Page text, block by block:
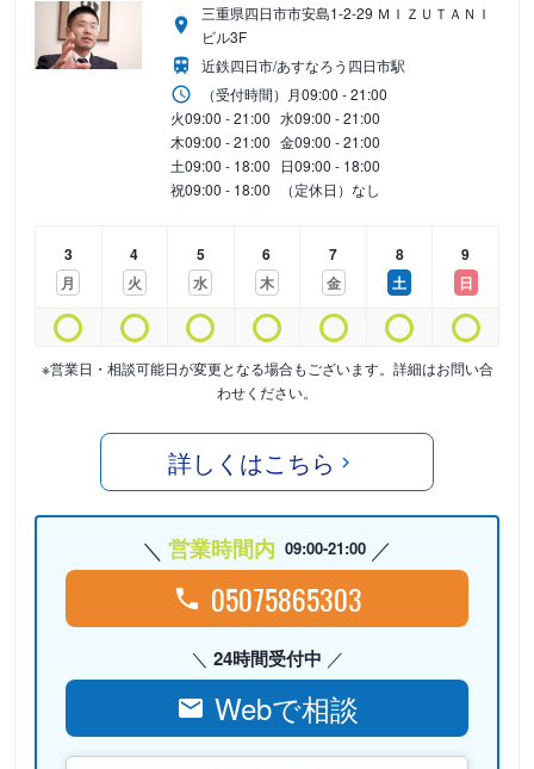
三重県四日市市安島1-2-29 ＭＩＺＵＴＡＮＩ
ビル3F
近鉄四日市/あすなろう四日市駅
（受付時間） 月09:00 - 21:00
火09:00 - 21:00 水09:00 - 21:00
木09:00 - 21:00 金09:00 - 21:00
土09:00 - 18:00 日09:00 - 18:00
祝09:00 - 18:00 （定休日）なし
3
月
4
火
5
水
6
木
7
金
8
土
9
日
※営業日・相談可能日が変更となる場合もございます。詳細はお問い合
わせください。
詳しくはこちら
営業時間内 09:00-21:00
05075865303
24時間受付中
Webで相談